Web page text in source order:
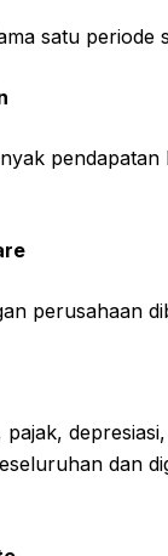
satu
pendapatan
perusahaan
dan